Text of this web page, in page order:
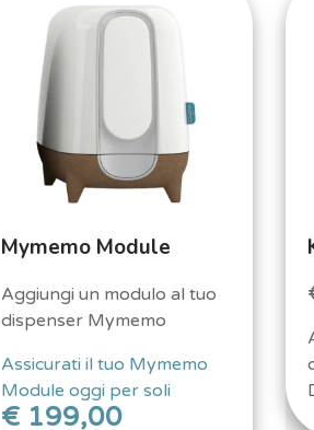
Mymemo Module
Aggiungi un modulo al tuo
dispenser Mymemo
Assicurati il tuo Mymemo
Module oggi per soli
€ 199,00